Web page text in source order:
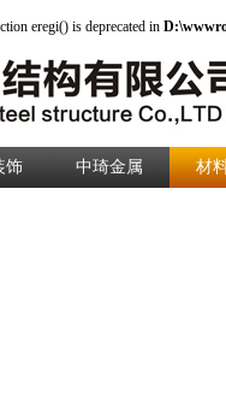
eregi() is deprecated in
饰 中琦金属 材